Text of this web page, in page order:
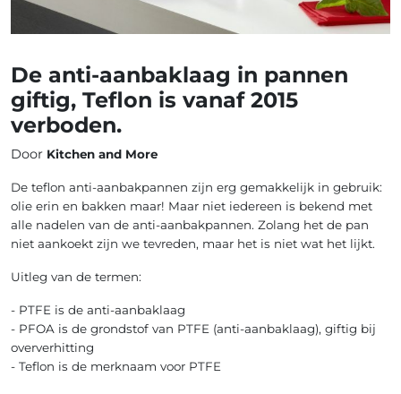
De anti-aanbaklaag in pannen
giftig, Teflon is vanaf 2015
verboden.
Door Kitchen and More
De teflon anti-aanbakpannen zijn erg gemakkelijk in gebruik:
olie erin en bakken maar! Maar niet iedereen is bekend met
alle nadelen van de anti-aanbakpannen. Zolang het de pan
niet aankoekt zijn we tevreden, maar het is niet wat het lijkt.
Uitleg van de termen:
- PTFE is de anti-aanbaklaag
- PFOA is de grondstof van PTFE (anti-aanbaklaag), giftig bij
oververhitting
- Teflon is de merknaam voor PTFE